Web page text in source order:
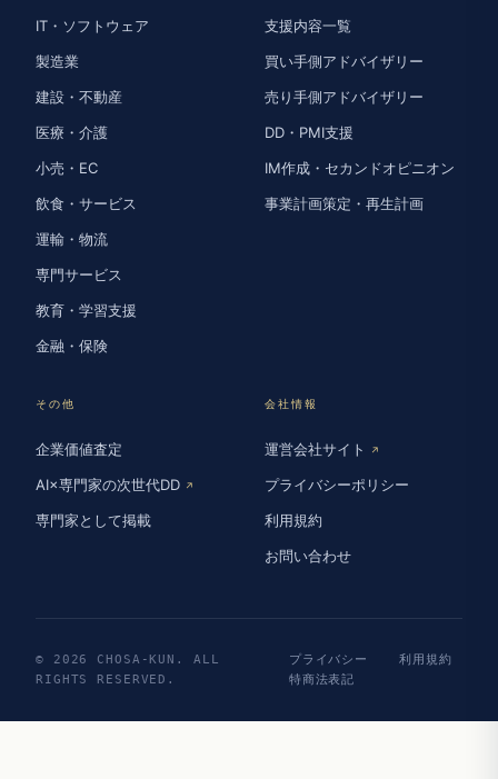
IT・ソフトウェア
製造業
建設・不動産
医療・介護
小売・EC
飲食・サービス
運輸・物流
専門サービス
教育・学習支援
金融・保険
支援内容一覧
買い手側アドバイザリー
売り手側アドバイザリー
DD・PMI支援
IM作成・セカンドオピニオン
事業計画策定・再生計画
その他
企業価値査定
AI×専門家の次世代DD ↗
専門家として掲載
会社情報
運営会社サイト ↗
プライバシーポリシー
利用規約
お問い合わせ
© 2026 CHOSA-KUN. ALL
RIGHTS RESERVED.
プライバシー
利用規約
特商法表記